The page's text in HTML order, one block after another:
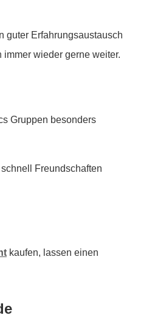
guter Erfahrungsaustausch
wieder gerne weiter.
Gruppen besonders
Freundschaften
kaufen, lassen einen